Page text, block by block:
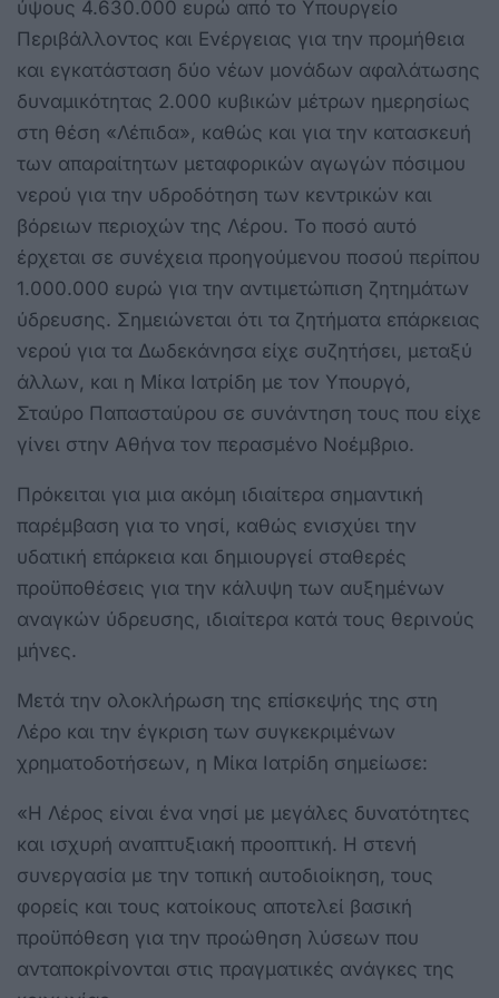
ύψους 4.630.000 ευρώ από το Υπουργείο
Περιβάλλοντος και Ενέργειας για την προμήθεια
και εγκατάσταση δύο νέων μονάδων αφαλάτωσης
δυναμικότητας 2.000 κυβικών μέτρων ημερησίως
στη θέση «Λέπιδα», καθώς και για την κατασκευή
των απαραίτητων μεταφορικών αγωγών πόσιμου
νερού για την υδροδότηση των κεντρικών και
βόρειων περιοχών της Λέρου. Το ποσό αυτό
έρχεται σε συνέχεια προηγούμενου ποσού περίπου
1.000.000 ευρώ για την αντιμετώπιση ζητημάτων
ύδρευσης. Σημειώνεται ότι τα ζητήματα επάρκειας
νερού για τα Δωδεκάνησα είχε συζητήσει, μεταξύ
άλλων, και η Μίκα Ιατρίδη με τον Υπουργό,
Σταύρο Παπασταύρου σε συνάντηση τους που είχε
γίνει στην Αθήνα τον περασμένο Νοέμβριο.
Πρόκειται για μια ακόμη ιδιαίτερα σημαντική
παρέμβαση για το νησί, καθώς ενισχύει την
υδατική επάρκεια και δημιουργεί σταθερές
προϋποθέσεις για την κάλυψη των αυξημένων
αναγκών ύδρευσης, ιδιαίτερα κατά τους θερινούς
μήνες.
Μετά την ολοκλήρωση της επίσκεψής της στη
Λέρο και την έγκριση των συγκεκριμένων
χρηματοδοτήσεων, η Μίκα Ιατρίδη σημείωσε:
«Η Λέρος είναι ένα νησί με μεγάλες δυνατότητες
και ισχυρή αναπτυξιακή προοπτική. Η στενή
συνεργασία με την τοπική αυτοδιοίκηση, τους
φορείς και τους κατοίκους αποτελεί βασική
προϋπόθεση για την προώθηση λύσεων που
ανταποκρίνονται στις πραγματικές ανάγκες της